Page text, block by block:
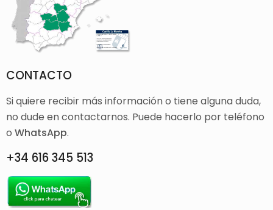
CONTACTO
Si quiere recibir más información o tiene alguna duda,
no dude en contactarnos. Puede hacerlo por teléfono
o WhatsApp.
+34 616 345 513